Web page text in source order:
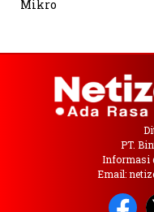
Mikro
PT.
Informasi
Email: